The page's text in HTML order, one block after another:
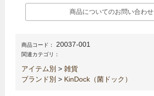
商品についてのお問い合わせ
商品コード： 20037-001
関連カテゴリ：
アイテム別 > 雑貨
ブランド別 > KinDock（菌ドック）